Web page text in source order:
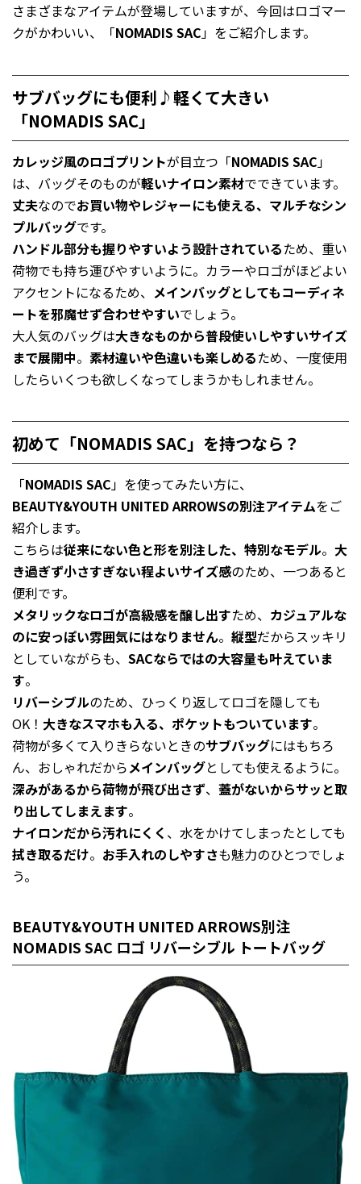
さまざまなアイテムが登場していますが、今回はロゴマー
クがかわいい、「NOMADIS SAC」をご紹介します。
サブバッグにも便利♪軽くて大きい
「NOMADIS SAC」
カレッジ風のロゴプリントが目立つ「NOMADIS SAC 」
は、バッグそのものが軽いナイロン素材でできています。
丈夫なのでお買い物やレジャーにも使える、マルチなシン
プルバッグです。
ハンドル部分も握りやすいよう設計されているため、重い
荷物でも持ち運びやすいように。カラーやロゴがほどよい
アクセントになるため、 メインバッグとしてもコーディネ
ートを邪魔せず合わせやすいでしょう。
大人気のバッグは大きなものから普段使いしやすいサイズ
まで展開中。 素材違いや色違いも楽しめるため、一度使用
したらいくつも欲しくなってしまうかもしれません。
初めて「NOMADIS SAC」を持つなら？
「NOMADIS SAC」を使ってみたい方に、
BEAUTY&YOUTH UNITED ARROWSの別注アイテムをご
紹介します。
こちらは従来にない色と形を別注した、特別なモデル。 大
き過ぎず小さすぎない程よいサイズ感のため、一つあると
便利です。
メタリックなロゴが高級感を醸し出すため、 カジュアルな
のに安っぽい雰囲気にはなりません。 縦型だからスッキリ
としていながらも、 SACならではの大容量も叶えていま
す。
リバーシブルのため、ひっくり返してロゴを隠しても
OK！ 大きなスマホも入る、ポケットもついています。
荷物が多くて入りきらないときのサブバッグにはもちろ
ん、おしゃれだからメインバッグとしても使えるように。
深みがあるから荷物が飛び出さず、 蓋がないからサッと取
り出してしまえます。
ナイロンだから汚れにくく 、水をかけてしまったとしても
拭き取るだけ。 お手入れのしやすさも魅力のひとつでしょ
う。
BEAUTY&YOUTH UNITED ARROWS別注
NOMADIS SAC ロゴ リバーシブル トートバッグ